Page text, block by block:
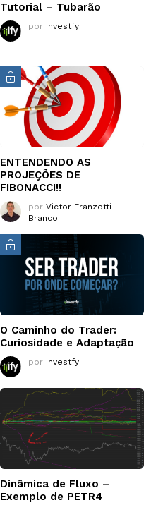
Tutorial – Tubarão
por Investfy
ENTENDENDO AS
PROJEÇÕES DE
FIBONACCI!!
por Victor Franzotti
Branco
O Caminho do Trader:
Curiosidade e Adaptação
por Investfy
Dinâmica de Fluxo –
Exemplo de PETR4